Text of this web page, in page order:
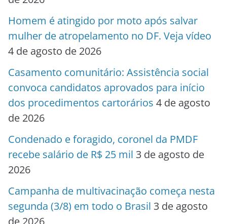
Homem é atingido por moto após salvar
mulher de atropelamento no DF. Veja vídeo
4 de agosto de 2026
Casamento comunitário: Assistência social
convoca candidatos aprovados para início
dos procedimentos cartorários 4 de agosto
de 2026
Condenado e foragido, coronel da PMDF
recebe salário de R$ 25 mil 3 de agosto de
2026
Campanha de multivacinação começa nesta
segunda (3/8) em todo o Brasil 3 de agosto
de 2026